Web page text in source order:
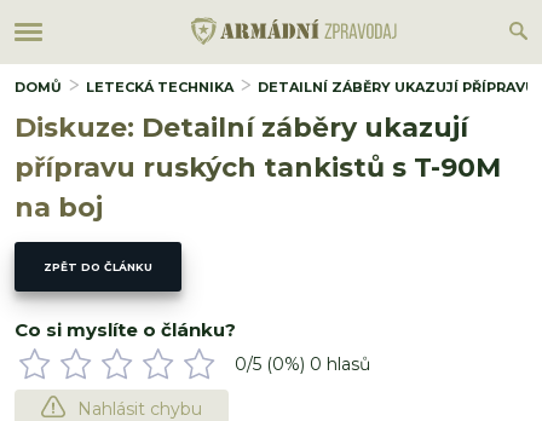
DOMŮ LETECKÁ TECHNIKA DETAILNÍ ZÁBĚRY UKAZUJÍ
Diskuze: Detailní záběry ukazují
přípravu ruských tankistů s T-90M
na boj
ZPĚT DO ČLÁNKU
Co si myslíte o článku?
0/5 (0%) 0 hlasů
Nahlásit chybu